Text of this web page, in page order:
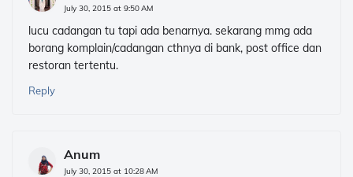
July 30, 2015 at 9:50 AM
lucu cadangan tu tapi ada benarnya. sekarang mmg ada
borang komplain/cadangan cthnya di bank, post office dan
restoran tertentu.
Reply
Anum
July 30, 2015 at 10:28 AM